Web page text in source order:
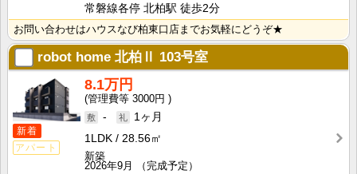
常磐線各停 北柏駅 徒歩2分
お問い合わせはハウスなび柏東口店までお気軽にどうぞ★
robot home 北柏Ⅱ 103号室
新着
アパート
8.1万円
3000円
-
1ヶ月
1LDK
28.56㎡
新築
2026年9月
（完成予定）